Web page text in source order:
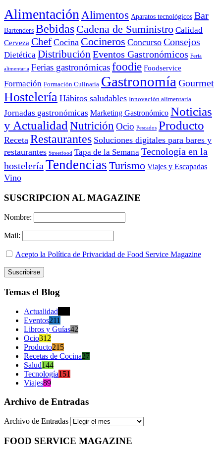
Alimentación Alimentos Aparatos tecnológicos Bar
Bartenders Bebidas Cadena de Suministro Calidad
Cerveza Chef Cocina Cocineros Concurso Consejos
Dietética Distribución Eventos Gastronómicos Feria
alimentaria Ferias gastronómicasfoodie Foodservice
Formación Formación Culinaria Gastronomía Gourmet
Hostelería Hábitos saludables Innovación alimentaria
Jornadas gastronómicas Marketing Gastronómico Noticias
y Actualidad Nutrición Ocio Pescados Producto
Receta Restaurantes Soluciones digitales para bares y
restaurantes Streetfood Tapa de la Semana Tecnología en la
hostelería Tendencias Turismo Viajes y Escapadas
Vino
SUSCRIPCION AL MAGAZINE
Nombre:
Mail:
Acepto la Política de Privacidad de Food Service Magazine
Temas el Blog
Actualidad
Eventos211
Libros y Guías42
Ocio312
Producto215
Recetas de Cocina27
Salud144
Tecnología151
Viajes89
Archivo de Entradas
Archivo de Entradas
FOOD SERVICE MAGAZINE